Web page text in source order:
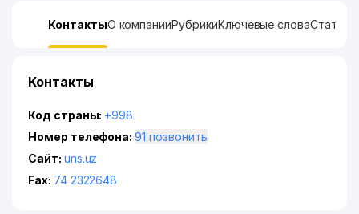
КонтактыО компанииРубрикиКлючевые слова
Контакты
Код страны: +998
Номер телефона:
91 позвонить
Сайт: uns.uz
Fax: 74 2322648